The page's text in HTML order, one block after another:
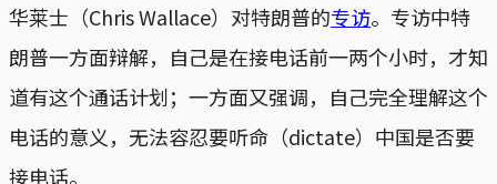
华莱士（Chris Wallace）对特朗普的专访。专访中特
朗普一方面辩解，自己是在接电话前一两个小时，才知
道有这个通话计划；一方面又强调，自己完全理解这个
电话的意义，无法容忍要听命（dictate）中国是否要
接电话。